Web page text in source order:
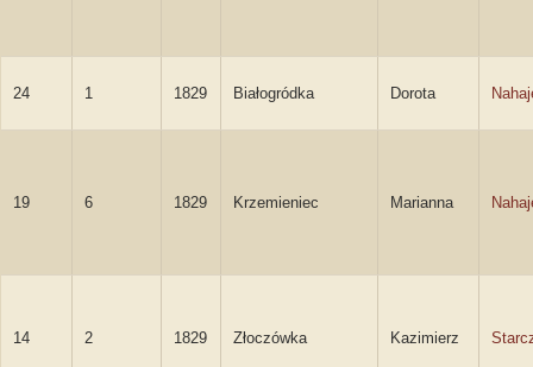
24 1 1829 Białogródka Dorota
19 6 1829 Krzemieniec Marianna
14 2 1829 Złoczówka Kazimierz